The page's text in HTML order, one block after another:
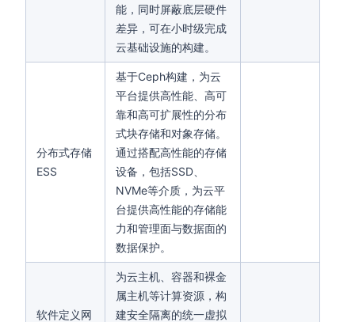
能，同时屏蔽底层硬件
差异，可在小时级完成
云基础设施的构建。
分布式存储
ESS
基于Ceph构建，为云
平台提供高性能、高可
靠和高可扩展性的分布
式块存储和对象存储。
通过搭配高性能的存储
设备，包括SSD、
NVMe等介质，为云平
台提供高性能的存储能
力和管理面与数据面的
数据保护。
软件定义网
为云主机、容器和裸金
属主机等计算资源，构
建安全隔离的统一虚拟